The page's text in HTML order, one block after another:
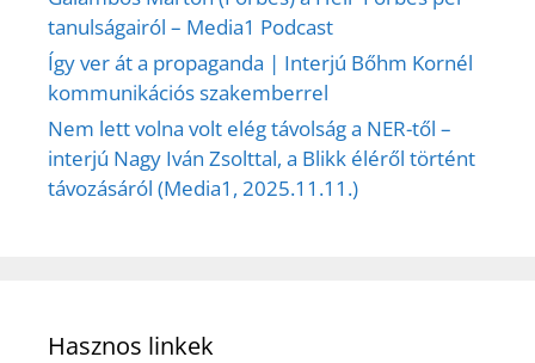
tanulságairól – Media1 Podcast
Így ver át a propaganda | Interjú Bőhm Kornél
kommunikációs szakemberrel
Nem lett volna volt elég távolság a NER-től –
interjú Nagy Iván Zsolttal, a Blikk éléről történt
távozásáról (Media1, 2025.11.11.)
Hasznos linkek